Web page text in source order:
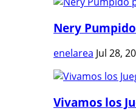
Nery
enelarea Jul 28,
Vivamos los